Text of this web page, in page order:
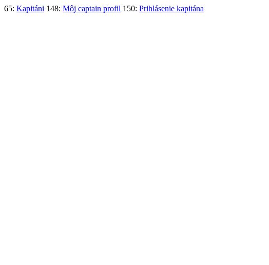
65: Kapitáni 148: Môj captain profil 150: Prihlásenie kapitána